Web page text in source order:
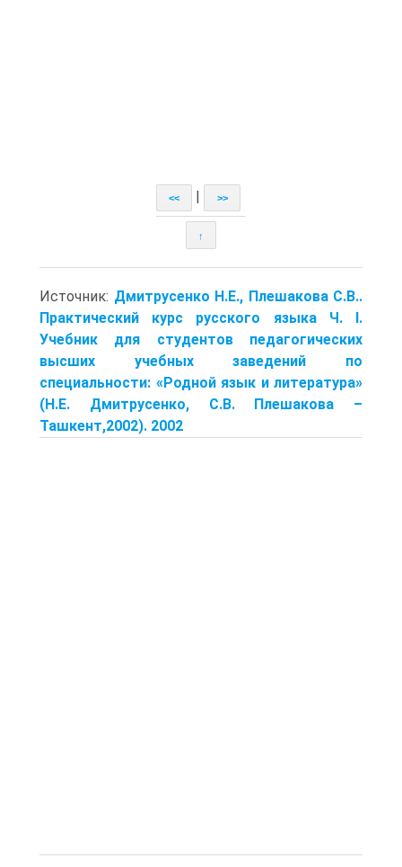
<< >>
↑
Источник: Дмитрусенко Н.Е., Плешакова С.В..
Практический курс русского языка Ч. I.
Учебник для студентов педагогических
высших учебных заведений по
специальности: «Родной язык и литература»
(Н.Е. Дмитрусенко, С.В. Плешакова –
Ташкент,2002). 2002